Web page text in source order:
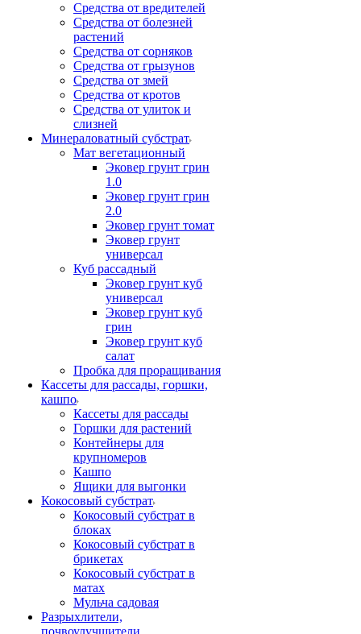
Средства от вредителей
Средства от болезней
растений
Средства от сорняков
Средства от грызунов
Средства от змей
Средства от кротов
Средства от улиток и
слизней
Минераловатный субстрат
Мат вегетационный
Эковер грунт грин
1.0
Эковер грунт грин
2.0
Эковер грунт томат
Эковер грунт
универсал
Куб рассадный
Эковер грунт куб
универсал
Эковер грунт куб
грин
Эковер грунт куб
салат
Пробка для проращивания
Кассеты для рассады, горшки,
кашпо
Кассеты для рассады
Горшки для растений
Контейнеры для
крупномеров
Кашпо
Ящики для выгонки
Кокосовый субстрат
Кокосовый субстрат в
блоках
Кокосовый субстрат в
брикетах
Кокосовый субстрат в
матах
Мульча садовая
Разрыхлители,
почвоулучшители,